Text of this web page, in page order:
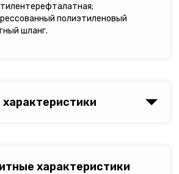
полиэтиленовый
шланг.
характеристики